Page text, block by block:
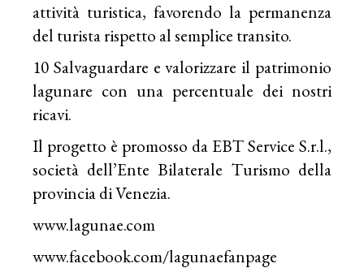
attività turistica, favorendo la permanenza
del turista rispetto al semplice transito.
10 Salvaguardare e valorizzare il patrimonio
lagunare con una percentuale dei nostri
ricavi.
Il progetto è promosso da EBT Service S.r.l.,
società dell’Ente Bilaterale Turismo della
provincia di Venezia.
www.lagunae.com
www.facebook.com/lagunaefanpage